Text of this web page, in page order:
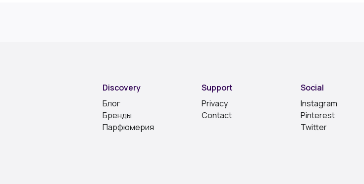
Discovery
Блог
Бренды
Парфюмерия
Support
Privacy
Contact
Social
Instagram
Pinterest
Twitter